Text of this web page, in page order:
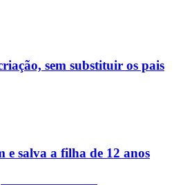
sem substituir os pais
e salva a filha de 12 anos